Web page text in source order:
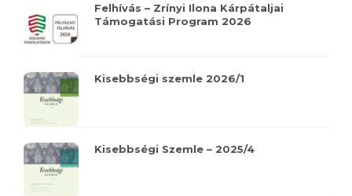
Felhívás – Zrínyi Ilona Kárpátaljai
Támogatási Program 2026
Kisebbségi szemle 2026/1
Kisebbségi Szemle – 2025/4